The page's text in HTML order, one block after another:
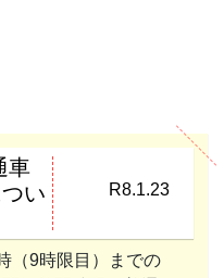
車
い
R8.1.23
（9時限目）までの